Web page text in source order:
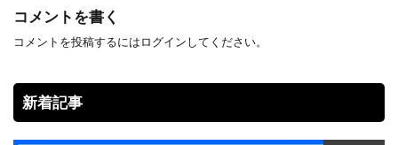
コメントを書く
コメントを投稿するにはログインしてください。
新着記事